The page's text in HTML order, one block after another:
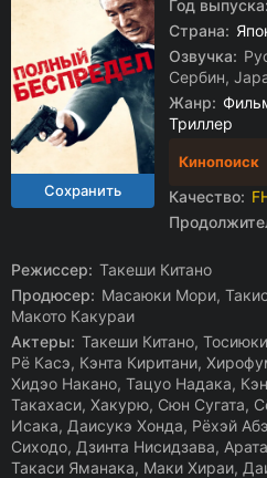
Год выпуска:
Страна:
Озвучка:
Сербин,
Жанр:
Триллер
Кинопоиск
Качество:
Режиссер: Такеши Китано
Продюсер: Масаюки Мори,
Макото Какураи
Актеры: Такеши Китано,
Рё Касэ, Кэнта Киритани,
Хидэо Накано, Тацуо Надака,
Такахаси, Хакурю, Сюн Сугата,
Исака, Даисукэ Хонда, Рёхэй
Сиходо, Дзинта Нисидзава,
Такаси Яманака, Маки Хираи,